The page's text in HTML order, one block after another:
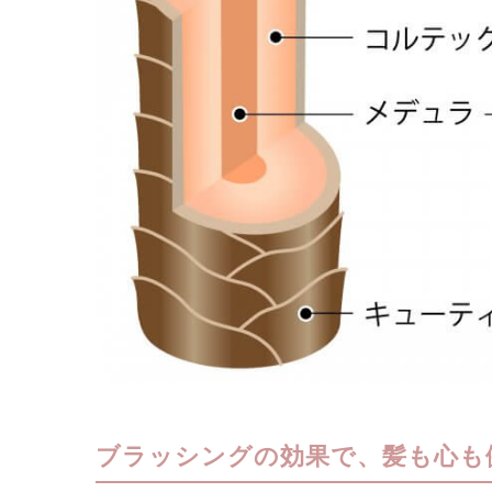
ブラッシングの効果で、髪も心